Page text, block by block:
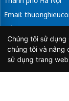
Email:
Tổng Biên Tập: Vũ
Giấy phép hoạt
Thông tin và
Chúng tôi sử
chúng tôi và nâng
sử dụng trang